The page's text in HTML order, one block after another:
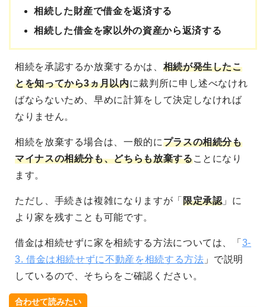
相続した財産で借金を返済する
相続した借金を家以外の資産から返済する
相続を承認するか放棄するかは、 相続が発生したこ
とを知ってから3ヵ月以内に裁判所に申し述べなけれ
ばならないため、早めに計算をして決定しなければ
なりません。
相続を放棄する場合は、一般的にプラスの相続分も
マイナスの相続分も、どちらも放棄することになり
ます。
ただし、手続きは複雑になりますが「 限定承認 」に
より家を残すことも可能です。
借金は相続せずに家を相続する方法については、「 3-
3. 借金は相続せずに不動産を相続する方法 」で説明
しているので、そちらをご確認ください。
合わせて読みたい